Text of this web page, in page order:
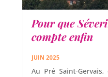
Pour que
compte enfin
JUIN 2025
Au Pré Saint-